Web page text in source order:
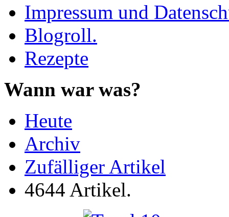
Impressum und
Blogroll.
Rezepte
Wann war was?
Heute
Archiv
Zufälliger Artikel
4644 Artikel.